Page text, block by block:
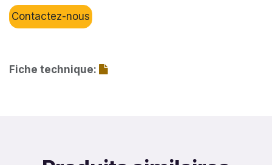
Contactez-nous
Fiche technique: